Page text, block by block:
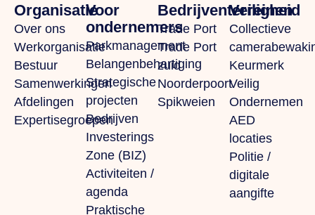
Organisatie
Over ons
Werkorganisatie
Bestuur
Samenwerkingen
Afdelingen
Expertisegroepen
Voor
ondernemers
Parkmanagement
Belangenbehartiging
Strategische
projecten
Bedrijven
Investerings
Zone (BIZ)
Activiteiten /
agenda
Praktische
Bedrijventerreinen
Trade Port
Trade Port
zuid
Noorderpoort
Spikweien
Veiligheid
Collectieve
Keurmerk
Veilig
Ondernemen
AED
locaties
Politie /
digitale
aangifte